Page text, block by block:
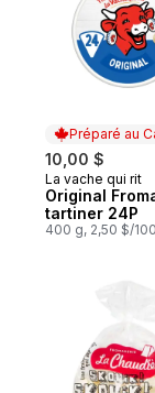
Préparé au
10,00 $
Préparé au
La vache qui rit
Original
tartiner 24P
400 g, 2,50 $/